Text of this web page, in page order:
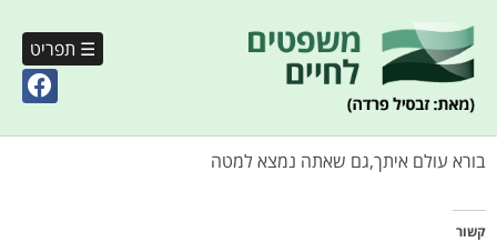
☰ תפריט
בורא עולם איתך,גם שאתה נמצא למטה
קשור